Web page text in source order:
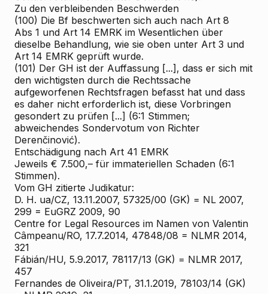
Zu den verbleibenden Beschwerden
(100) Die Bf beschwerten sich auch nach Art 8
Abs 1 und Art 14 EMRK im Wesentlichen über
dieselbe Behandlung, wie sie oben unter Art 3 und
Art 14 EMRK geprüft wurde.
(101) Der GH ist der Auffassung [...], dass er sich mit
den wichtigsten durch die Rechtssache
aufgeworfenen Rechtsfragen befasst hat und dass
es daher nicht erforderlich ist, diese Vorbringen
gesondert zu prüfen [...] (6:1 Stimmen;
abweichendes Sondervotum von Richter
Derenčinović).
Entschädigung nach Art 41 EMRK
Jeweils € 7.500,– für immateriellen Schaden (6:1
Stimmen).
Vom GH zitierte Judikatur:
D. H. ua/CZ, 13.11.2007, 57325/00 (GK) = NL 2007,
299 = EuGRZ 2009, 90
Centre for Legal Resources im Namen von Valentin
Câmpeanu/RO, 17.7.2014, 47848/08 = NLMR 2014,
321
Fábián/HU, 5.9.2017, 78117/13 (GK) = NLMR 2017,
457
Fernandes de Oliveira/PT, 31.1.2019, 78103/14 (GK)